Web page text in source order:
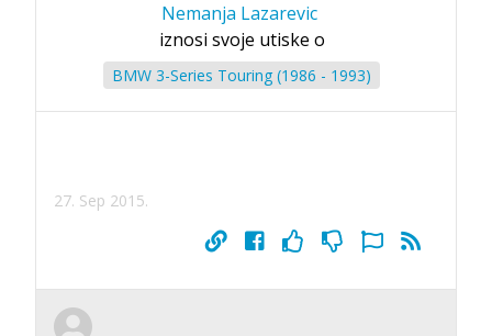
Nemanja Lazarevic
iznosi svoje utiske o
BMW 3-Series Touring (1986 - 1993)
27. Sep 2015.